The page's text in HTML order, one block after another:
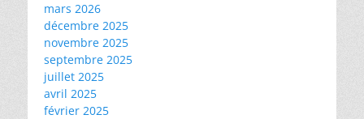
mars 2026
décembre 2025
novembre 2025
septembre 2025
juillet 2025
avril 2025
février 2025